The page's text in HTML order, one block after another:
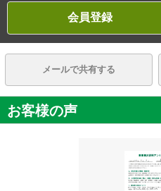
会員登録
メールで共有する
お客様の声